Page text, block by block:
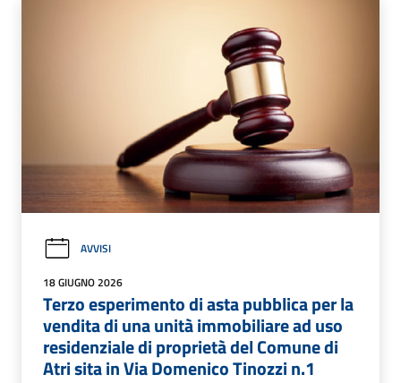
AVVISI
18 GIUGNO 2026
Terzo esperimento di asta pubblica per la
vendita di una unità immobiliare ad uso
residenziale di proprietà del Comune di
Atri sita in Via Domenico Tinozzi n.1